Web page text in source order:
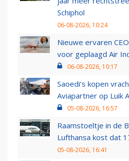
Schiphol
06-08-2026, 10:24
Nieuwe ervaren
voor geplaagd Air
06-08-2026, 10:17
Saoedi’s kopen
Aviapartner op Luik
05-08-2026, 16:57
Raamstoeltje in de
Lufthansa kost dat
05-08-2026, 16:41